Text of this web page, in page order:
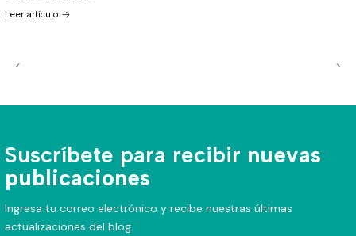
Leer artículo
Suscríbete para recibir nuevas
publicaciones
Ingresa tu correo electrónico y recibe nuestras últimas
actualizaciones del blog.